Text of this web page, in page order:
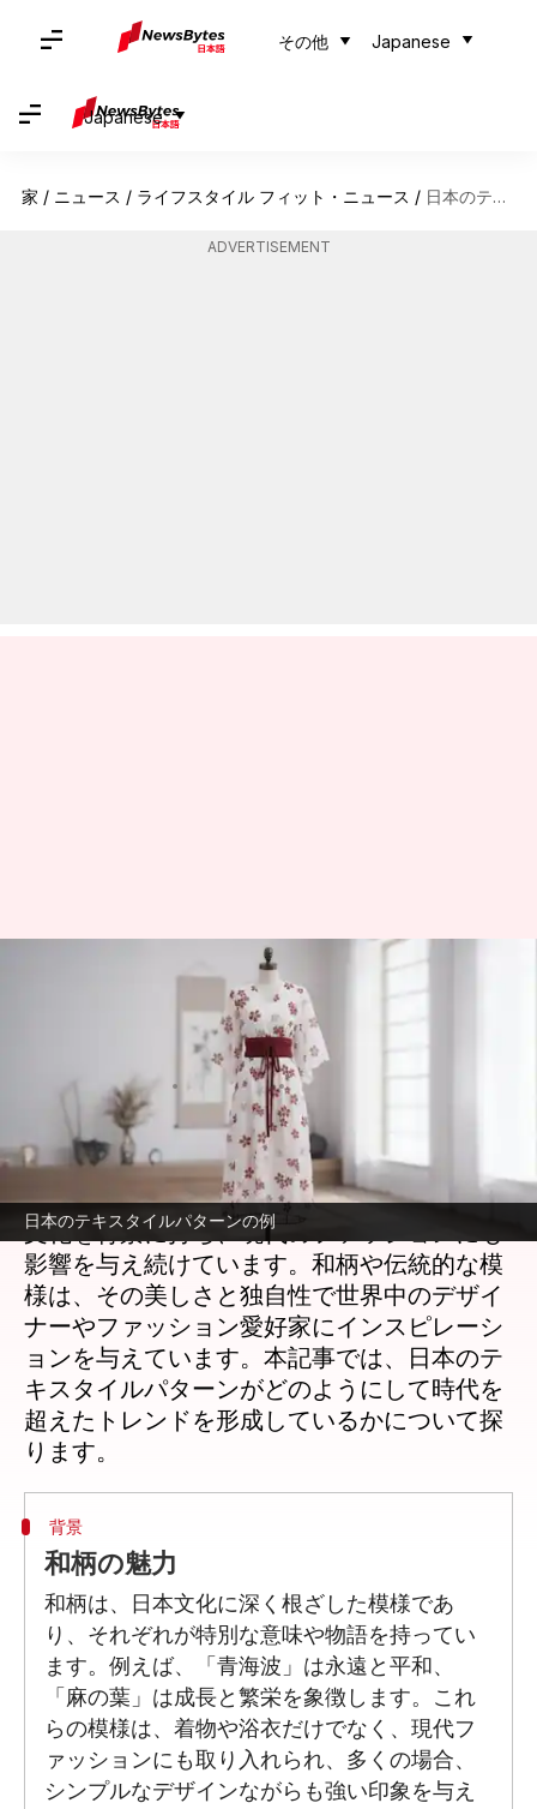
その他 Japanese
Japanese
家 / ニュース / ライフスタイル フィット・ニュース / 日本のテキスタイルパターンが定義する時代を超えたファッショントレンド
ADVERTISEMENT
日本のテキスタイルパターンの例
日本のテキスタイルパターンが
定義する時代を超えたファッシ
ョントレンド
Keito Komeda Jun 01, 2026 01:07 pm
どんな話なの
日本のテキスタイルパターンは、長い歴史と
文化を背景に持ち、現代のファッションにも
影響を与え続けています。和柄や伝統的な模
様は、その美しさと独自性で世界中のデザイ
ナーやファッション愛好家にインスピレーシ
ョンを与えています。本記事では、日本のテ
キスタイルパターンがどのようにして時代を
超えたトレンドを形成しているかについて探
背景
和柄の魅力
和柄は、日本文化に深く根ざした模様であ
り、それぞれが特別な意味や物語を持ってい
ます。例えば、「青海波」は永遠と平和、
「麻の葉」は成長と繁栄を象徴します。これ
らの模様は、着物や浴衣だけでなく、現代フ
ァッションにも取り入れられ、多くの場合、
シンプルなデザインながらも強い印象を与え